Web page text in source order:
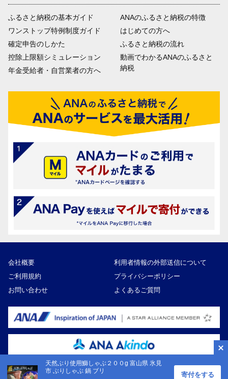
天然ぶり使用鰤しゃぶ２００g 富山県 氷見
市 ぶりしゃぶ 鍋 ブリ
寄付をする
ふるさと納税の基本ガイド
ワンストップ特例制度ガイド
確定申告のしかた
控除上限額シミュレーション
年金受給者・自営業者の方へ
ANAのふるさと納税の特徴
はじめての方へ
ふるさと納税の流れ
動画でわかるANAのふるさと
納税
会社概要
利用者情報の外部送信について
ご利用規約
プライバシーポリシー
お問い合わせ
よくあるご質問